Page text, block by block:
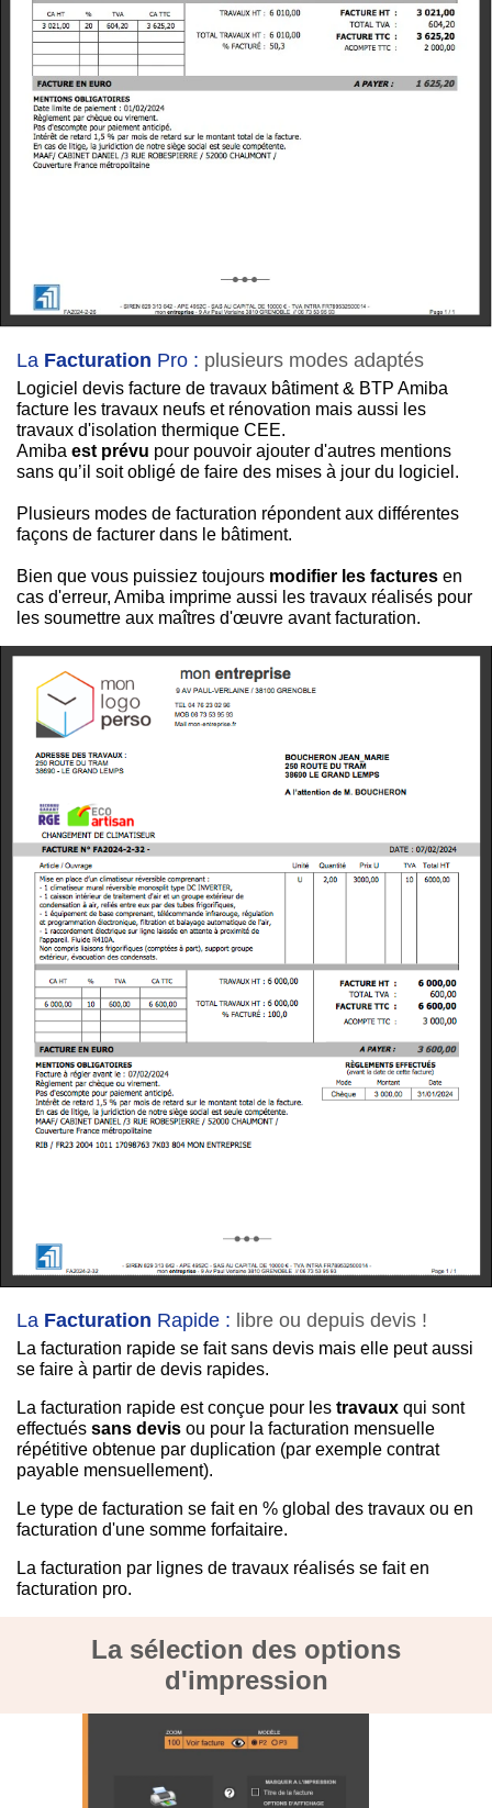
La Facturation Pro : plusieurs modes adaptés
Logiciel devis facture de travaux bâtiment & BTP Amiba
facture les travaux neufs et rénovation mais aussi les
travaux d'isolation thermique CEE.
Amiba est prévu pour pouvoir ajouter d'autres mentions
sans qu’il soit obligé de faire des mises à jour du logiciel.
Plusieurs modes de facturation répondent aux différentes
façons de facturer dans le bâtiment.
Bien que vous puissiez toujours modifier les factures en
cas d'erreur, Amiba imprime aussi les travaux réalisés pour
les soumettre aux maîtres d'œuvre avant facturation.
La Facturation Rapide : libre ou depuis devis !
La facturation rapide se fait sans devis mais elle peut aussi
se faire à partir de devis rapides.
La facturation rapide est conçue pour les travaux qui sont
effectués sans devis ou pour la facturation mensuelle
répétitive obtenue par duplication (par exemple contrat
payable mensuellement).
Le type de facturation se fait en % global des travaux ou en
facturation d'une somme forfaitaire.
La facturation par lignes de travaux réalisés se fait en
facturation pro.
La sélection des options
d'impression